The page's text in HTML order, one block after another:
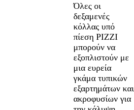
Όλες οι
δεξαμενές
κόλλας υπό
πίεση PIZZI
μπορούν να
εξοπλιστούν με
μια ευρεία
γκάμα τυπικών
εξαρτημάτων και
ακροφυσίων για